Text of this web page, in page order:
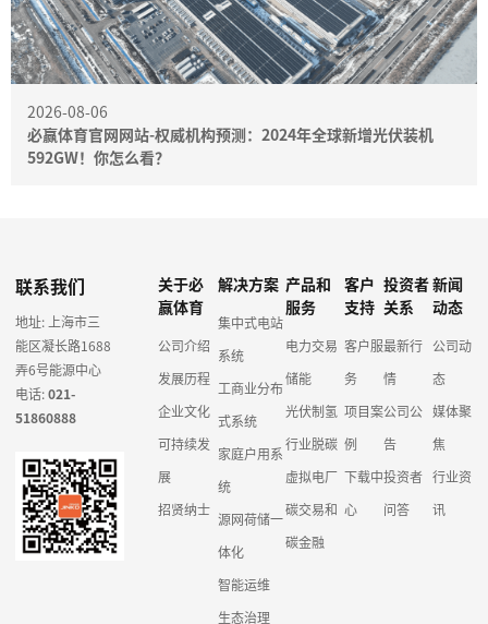
2026-08-06
必赢体育官网网站-权威机构预测：2024年全球新增光伏装机
592GW！你怎么看？
联系我们
地址: 上海市三
能区凝长路1688
弄6号能源中心
电话:021-
51860888
关于必
赢体育
公司介绍
发展历程
企业文化
可持续发
展
招贤纳士
解决方案
集中式电站
系统
工商业分布
式系统
家庭户用系
统
源网荷储一
体化
智能运维
生态治理
产品和
服务
电力交易
储能
光伏制氢
行业脱碳
虚拟电厂
碳交易和
碳金融
客户
支持
客户服
务
项目案
例
下载中
心
投资者
关系
最新行
情
公司公
告
投资者
问答
新闻
动态
公司动
态
媒体聚
焦
行业资
讯